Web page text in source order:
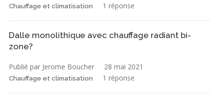
Chauffage et climatisation 1 réponse
Dalle monolithique avec chauffage radiant bi-
zone?
Publié par Jerome Boucher 28 mai 2021
Chauffage et climatisation 1 réponse